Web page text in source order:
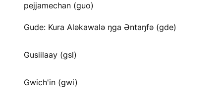
pejjamechan (guo)
Gude: Kura Aləkawalə ŋga Əntaŋfə (gde)
Gusiilaay (gsl)
Gwich'in (gwi)